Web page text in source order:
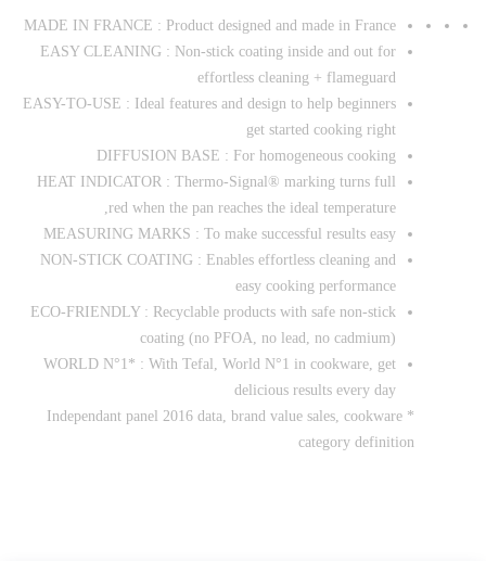
MADE IN FRANCE : Product designed and made in France
EASY CLEANING : Non-stick coating inside and out for
effortless cleaning + flameguard
EASY-TO-USE : Ideal features and design to help beginners
get started cooking right
DIFFUSION BASE : For homogeneous cooking
HEAT INDICATOR : Thermo-Signal® marking turns full
red when the pan reaches the ideal temperature,
MEASURING MARKS : To make successful results easy
NON-STICK COATING : Enables effortless cleaning and
easy cooking performance
ECO-FRIENDLY : Recyclable products with safe non-stick
coating (no PFOA, no lead, no cadmium)
WORLD N°1* : With Tefal, World N°1 in cookware, get
delicious results every day
* Independant panel 2016 data, brand value sales, cookware
category definition